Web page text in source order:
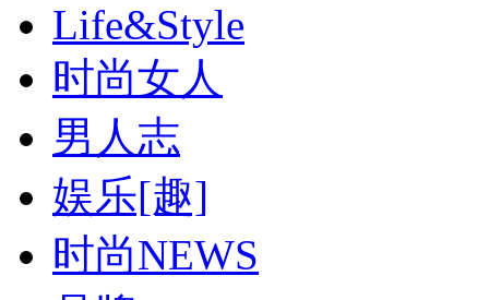
Life&Style
时尚女人
男人志
娱乐[趣]
时尚NEWS